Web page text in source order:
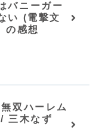
バニーガー
い (電撃文
の感想
双ハーレム
三木なず